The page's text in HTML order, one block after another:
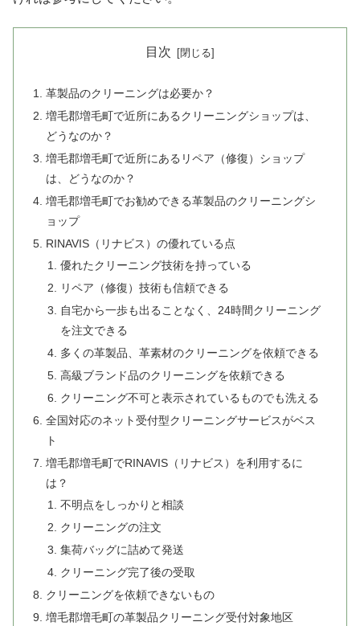
目次
革製品のクリーニングは必要か？
増毛郡増毛町で近所にあるクリーニングショップは、
どうなのか？
増毛郡増毛町で近所にあるリペア（修復）ショップ
は、どうなのか？
増毛郡増毛町でお勧めできる革製品のクリーニングシ
ョップ
RINAVIS（リナビス）の優れている点
優れたクリーニング技術を持っている
リペア（修復）技術も信頼できる
自宅から一歩も出ることなく、24時間クリーニング
を注文できる
多くの革製品、革素材のクリーニングを依頼できる
高級ブランド品のクリーニングを依頼できる
クリーニング不可と表示されているものでも洗える
全国対応のネット受付型クリーニングサービスがベス
ト
増毛郡増毛町でRINAVIS（リナビス）を利用するに
は？
不明点をしっかりと相談
クリーニングの注文
集荷バッグに詰めて発送
クリーニング完了後の受取
クリーニングを依頼できないもの
増毛郡増毛町の革製品クリーニング受付対象地区